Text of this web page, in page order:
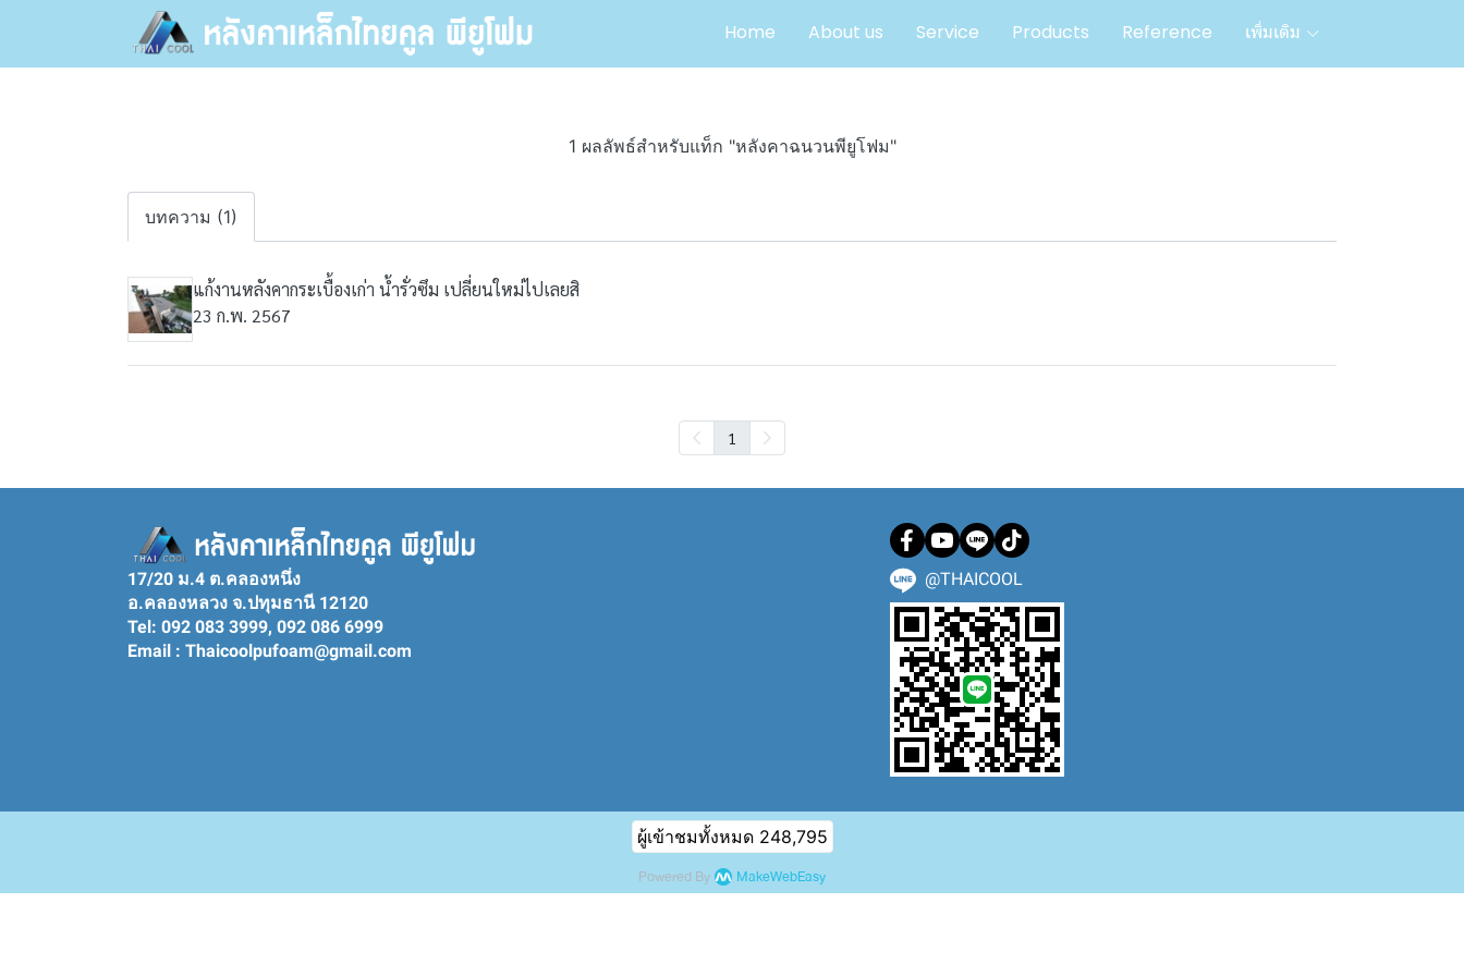
Home About us Service Products Reference เพิ่มเติม
1 ผลลัพธ์สำหรับแท็ก "หลังคาฉนวนพียูโฟม"
บทความ (1)
แก้งานหลังคากระเบื้องเก่า น้ำรั่วซึม เปลี่ยนใหม่ไปเลยสิ
23 ก.พ. 2567
1
17/20 ม.4 ต.คลองหนึ่ง
อ.คลองหลวง จ.ปทุมธานี 12120
Tel: 092 083 3999, 092 086 6999
Email : Thaicoolpufoam@gmail.com
@THAICOOL
ผู้เข้าชมทั้งหมด 248,795
Powered By MakeWebEasy